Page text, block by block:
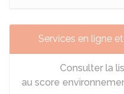
Services en ligne
Consulter la
au score